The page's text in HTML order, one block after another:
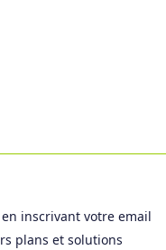
inscrivant votre email
plans et solutions